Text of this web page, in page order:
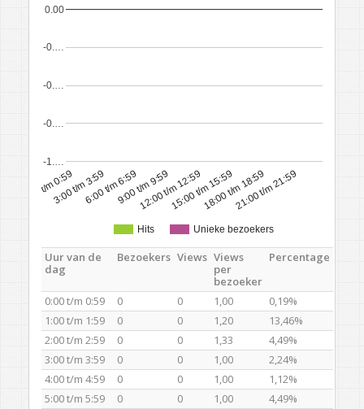
Hits Unieke bezoekers
0:00 t/m 0:59
3:00 t/m 3:596:00 t/m 6:599:00 t/m 9:59
12:00 t/m 12:5915:00 t/m 15:5918:00 t/m 18:59
21:00 t/m 21:59
-1.…
-0.…
-0.…
-0.…
0.00
Uur van de
dag
Bezoekers Views Views
per
bezoeker
Percentage
0:00 t/m 0:59 0 0 1,00
0,19%
1:00 t/m 1:59
0 0 1,20
13,46%
2:00 t/m 2:59
0 0 1,33
4,49%
3:00 t/m 3:59
0 0 1,00
2,24%
4:00 t/m 4:59
0 0 1,00
1,12%
5:00 t/m 5:59
0 0 1,00
4,49%